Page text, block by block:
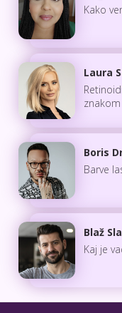
Kako
Laura
Boris
Barve
Blaž
Kaj je